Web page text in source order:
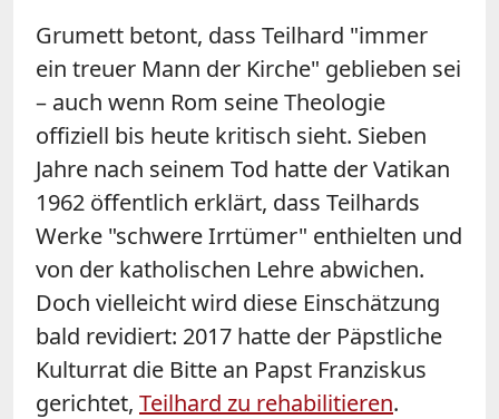
Grumett betont, dass Teilhard "immer
ein treuer Mann der Kirche" geblieben sei
– auch wenn Rom seine Theologie
offiziell bis heute kritisch sieht. Sieben
Jahre nach seinem Tod hatte der Vatikan
1962 öffentlich erklärt, dass Teilhards
Werke "schwere Irrtümer" enthielten und
von der katholischen Lehre abwichen.
Doch vielleicht wird diese Einschätzung
bald revidiert: 2017 hatte der Päpstliche
Kulturrat die Bitte an Papst Franziskus
gerichtet, Teilhard zu rehabilitieren.